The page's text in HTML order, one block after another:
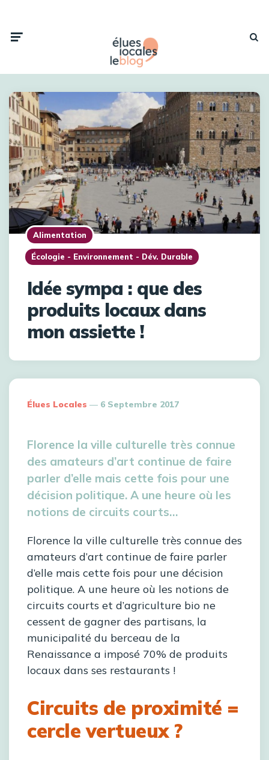
Alimentation
Écologie - Environnement - Dév. Durable
Idée sympa : que des
produits locaux dans
mon assiette !
Élues Locales 6 Septembre 2017
Florence la ville culturelle très connue
des amateurs d’art continue de faire
parler d’elle mais cette fois pour une
décision politique. A une heure où les
notions de circuits courts…
Florence la ville culturelle très connue des
amateurs d’art continue de faire parler
d’elle mais cette fois pour une décision
politique. A une heure où les notions de
circuits courts et d’agriculture bio ne
cessent de gagner des partisans, la
municipalité du berceau de la
Renaissance a imposé 70% de produits
locaux dans ses restaurants !
Circuits de proximité =
cercle vertueux ?